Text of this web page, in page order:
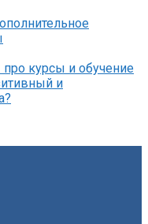
курсы и обучение
и